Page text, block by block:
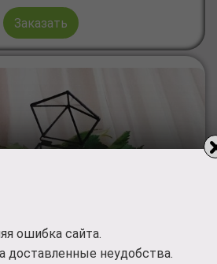
Заказать
ошибка сайта.
доставленные неудобства.